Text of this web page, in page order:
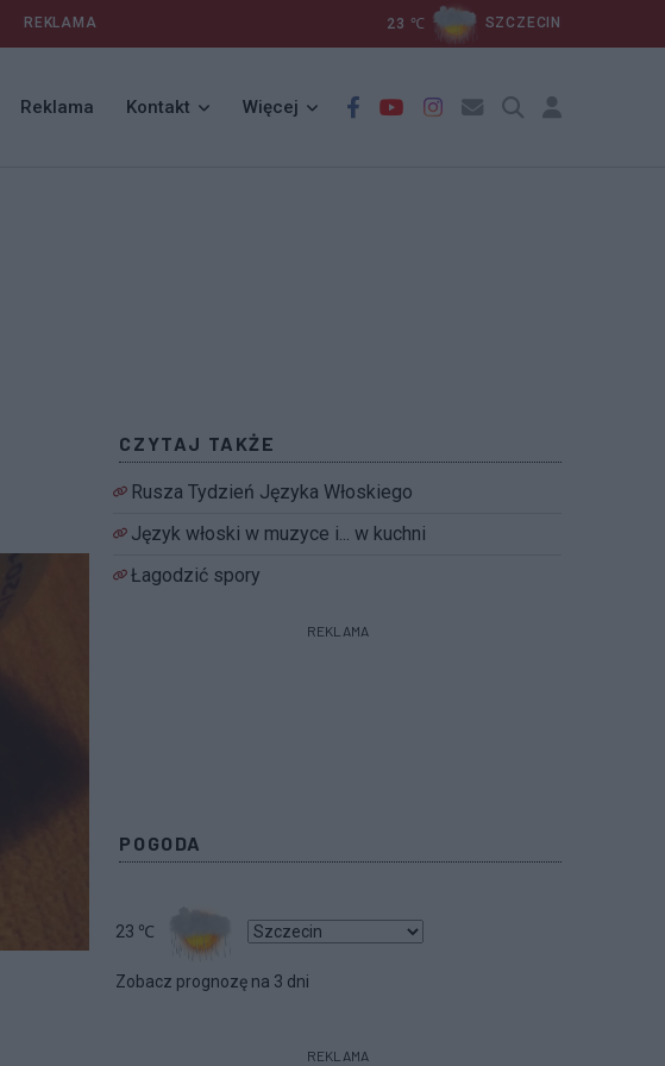
REKLAMA 23 ℃ SZCZECIN
Reklama Kontakt Więcej
CZYTAJ TAKŻE
Rusza Tydzień Języka Włoskiego
Język włoski w muzyce i... w kuchni
Łagodzić spory
REKLAMA
POGODA
23 ℃
Zobacz prognozę na 3 dni
REKLAMA